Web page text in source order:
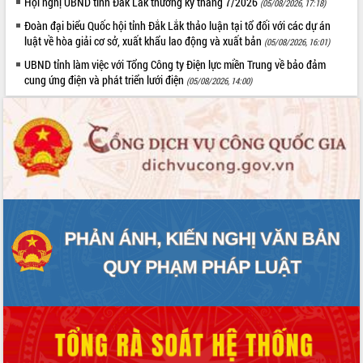
(05/08/2026, 17:18)
Đoàn đại biểu Quốc hội tỉnh Đắk Lắk thảo luận tại tổ đối với các dự án
luật về hòa giải cơ sở, xuất khẩu lao động và xuất bản (05/08/2026, 16:01)
UBND tỉnh làm việc với Tổng Công ty Điện lực miền Trung về bảo đảm
cung ứng điện và phát triển lưới điện (05/08/2026, 14:00)